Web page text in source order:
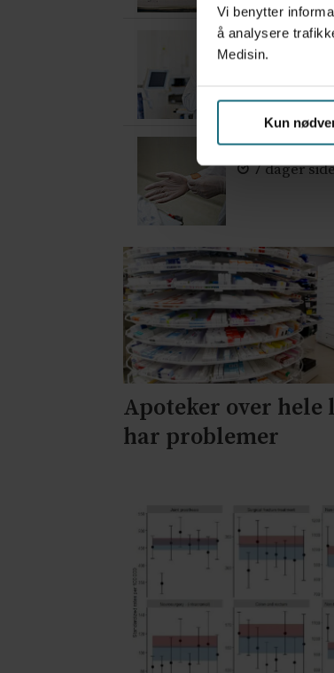
Vi benytter
å analysere
Medisin.
Kun
– Etter en
3 dager siden
Mistanken
7 dager
Apoteker over hele
har problemer